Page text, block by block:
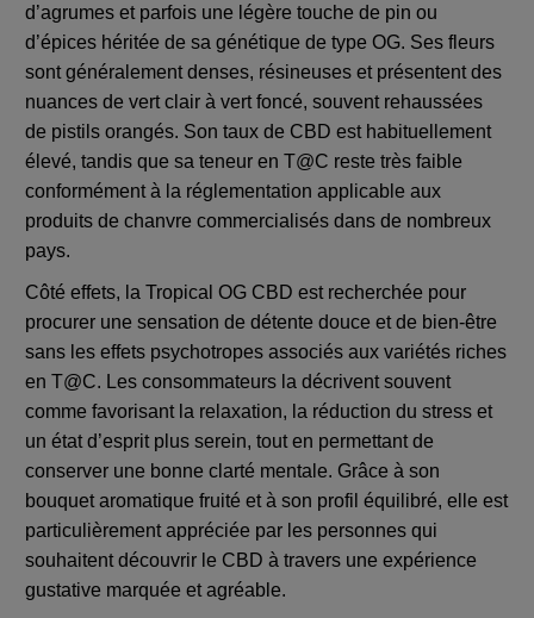
d’agrumes et parfois une légère touche de pin ou
d’épices héritée de sa génétique de type OG. Ses fleurs
sont généralement denses, résineuses et présentent des
nuances de vert clair à vert foncé, souvent rehaussées
de pistils orangés. Son taux de CBD est habituellement
élevé, tandis que sa teneur en T@C reste très faible
conformément à la réglementation applicable aux
produits de chanvre commercialisés dans de nombreux
pays.
Côté effets, la Tropical OG CBD est recherchée pour
procurer une sensation de détente douce et de bien-être
sans les effets psychotropes associés aux variétés riches
en T@C. Les consommateurs la décrivent souvent
comme favorisant la relaxation, la réduction du stress et
un état d’esprit plus serein, tout en permettant de
conserver une bonne clarté mentale. Grâce à son
bouquet aromatique fruité et à son profil équilibré, elle est
particulièrement appréciée par les personnes qui
souhaitent découvrir le CBD à travers une expérience
gustative marquée et agréable.